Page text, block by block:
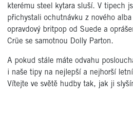
kterému steel kytara sluší. V tipech
přichystali ochutnávku z nového
opravdový britpop od Suede a
Crüe se samotnou Dolly Parton.
A pokud stále máte odvahu
i naše tipy na nejlepší a nejhorší
Vítejte ve světě hudby tak, jak ji